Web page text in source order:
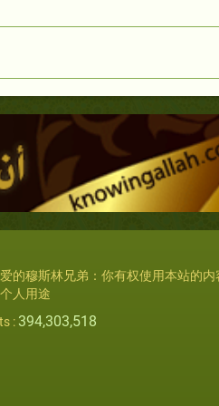
的穆斯林兄弟：你有权使用本站的内
人用途
: 394,303,518